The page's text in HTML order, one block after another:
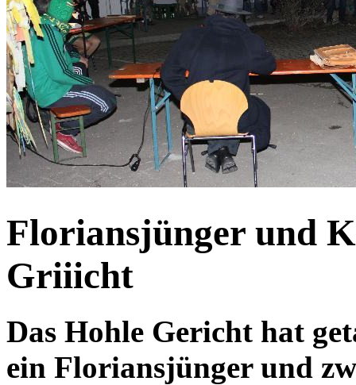
Floriansjünger und
Griiicht
Das Hohle Gericht hat
ein Floriansjünger und